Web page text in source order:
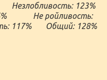
Незлобливость: 123%
Не ройливость:
127%        Варроаустойчивость: 117%